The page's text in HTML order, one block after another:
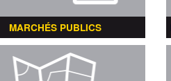
MARCHÉS PUBLICS